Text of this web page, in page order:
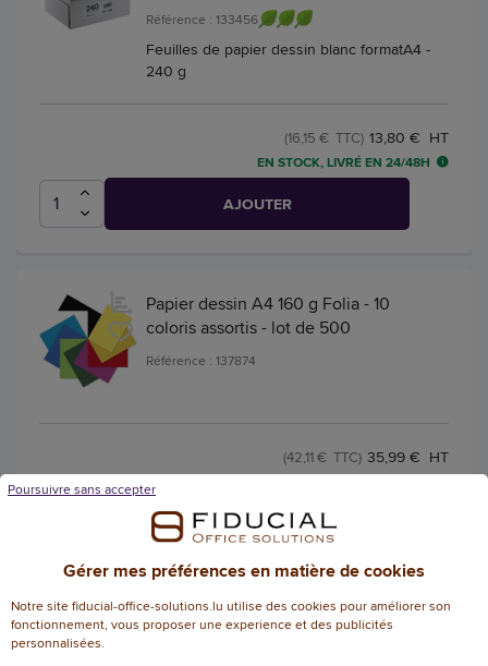
Référence : 133456
Feuilles de papier dessin blanc formatA4 -
240 g
13,80 € HT
(16,15 € TTC)
EN STOCK, LIVRÉ EN 24/48H
AJOUTER
Papier dessin A4 160 g Folia - 10
coloris assortis - lot de 500
Référence : 137874
35,99 € HT
(42,11 € TTC)
AJOUTER
200 Feuilles de papier dessin blanc
Gérer mes préférences en matière de cookies
Notre site fiducial-office-solutions.lu utilise des cookies pour améliorer son
fonctionnement, vous proposer une experience et des publicités
personnalisées.
Poursuivre sans accepter